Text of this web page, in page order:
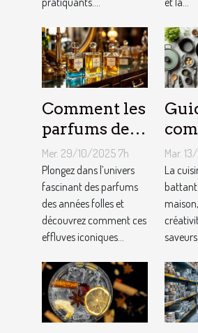
Comment les
parfums des
années folles
influencent-
ils la mode
moderne ?
Mer. 29/10/2025 7h
Plongez dans l’univers
fascinant des parfums
des années folles et
découvrez comment ces
effluves iconiques...
de
Mar.
La